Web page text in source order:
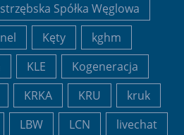
Spółka Węglowa
Kęty
kghm
KLE
Kogeneracja
KRKA KRU
kruk
LBW LCN
livechat